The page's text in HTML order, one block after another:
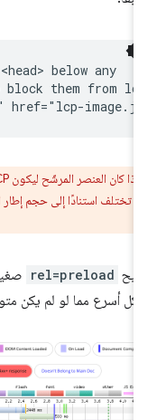
below any
to block them from
إذا كان العنصر المرشّح ليكون LCP من سمة
تختلف استنادًا إلى حجم إطار
rel=preload صغير،
أسرع مما لو لم يكن متوفّرًا: